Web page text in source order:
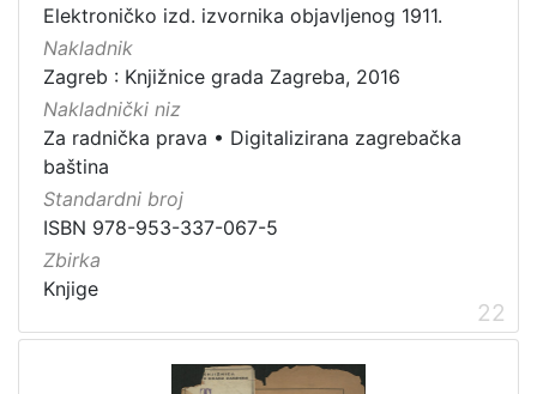
Elektroničko izd. izvornika objavljenog 1911.
Nakladnik
Zagreb : Knjižnice grada Zagreba, 2016
Nakladnički niz
Za radnička prava • Digitalizirana zagrebačka
baština
Standardni broj
ISBN 978-953-337-067-5
Zbirka
Knjige
22